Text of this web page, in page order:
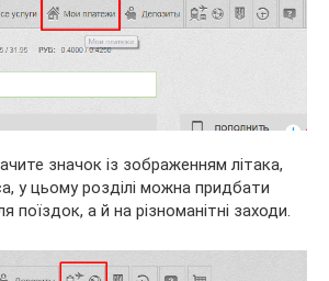
значок із зображенням літака,
у цьому розділі можна придбати
поїздок, а й на різноманітні заходи.